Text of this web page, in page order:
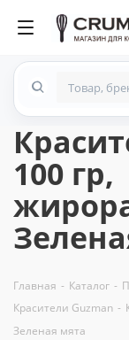
100 гр,
Главная - Каталог -
Красители Guzman -
Зеленая мята